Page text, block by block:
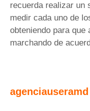
recuerda realizar un
medir cada uno de
obteniendo para que
marchando de
agenciauseramd